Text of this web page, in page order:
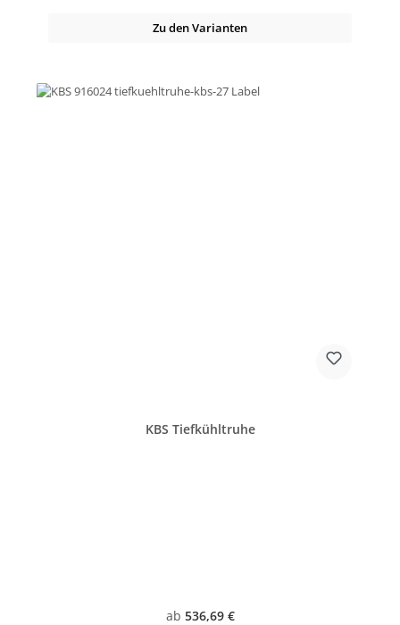
Zu den Varianten
KBS Tiefkühltruhe
Regulärer Preis:
ab 536,69 €